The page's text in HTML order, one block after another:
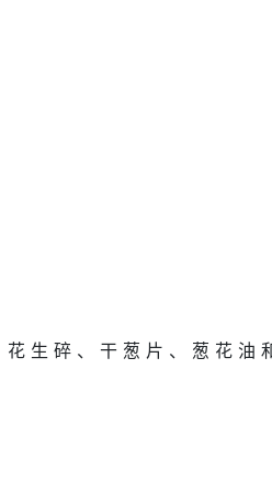
生 碎 、 干 葱 片 、 葱 花 油